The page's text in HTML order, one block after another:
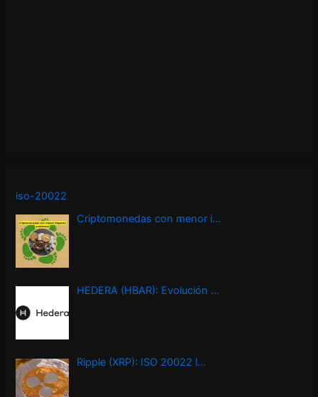
iso-20022
Criptomonedas con menor i…
HEDERA (HBAR): Evolución …
Ripple (XRP): ISO 20022 l…